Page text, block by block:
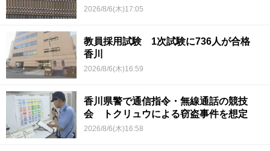
2026/8/6(木)17:05
教員採用試験 1次試験に736人が合格
香川
2026/8/6(木)16:59
香川県警で通信指令・無線通話の競技
会 トクリュウによる窃盗事件を想定
2026/8/6(木)16:58